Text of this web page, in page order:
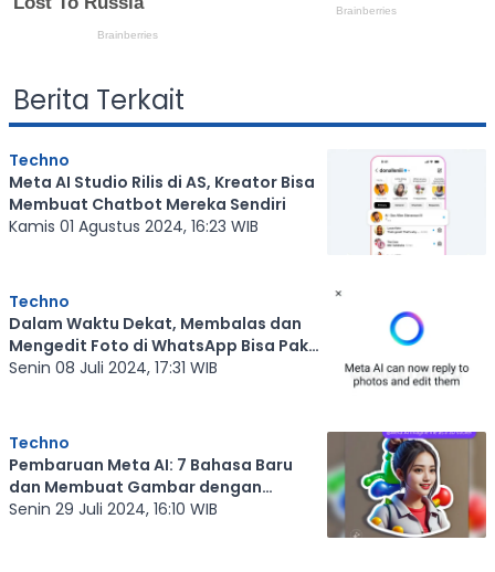
Berita Terkait
Techno
Meta AI Studio Rilis di AS, Kreator Bisa
Membuat Chatbot Mereka Sendiri
Kamis 01 Agustus 2024, 16:23 WIB
Techno
Dalam Waktu Dekat, Membalas dan
Mengedit Foto di WhatsApp Bisa Pakai
Meta AI
Senin 08 Juli 2024, 17:31 WIB
Techno
Pembaruan Meta AI: 7 Bahasa Baru
dan Membuat Gambar dengan
Perintah 'Bayangkan saya'
Senin 29 Juli 2024, 16:10 WIB